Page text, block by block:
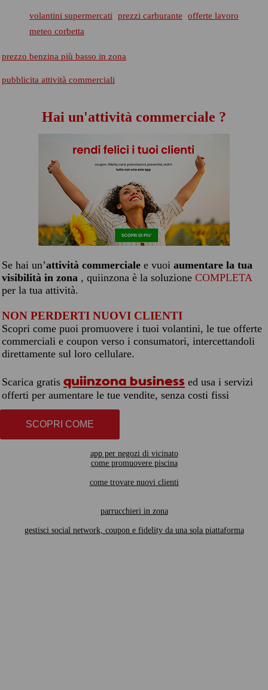
volantini supermercati prezzi carburante
offerte lavoro
meteo corbetta
prezzo benzina più basso in zona
pubblicita attività commerciali
Hai un'attività commerciale ?
Se hai un’attività commerciale e vuoi aumentare la tua
visibilità in zona , quiinzona è la soluzione COMPLETA
per la tua attività.
NON PERDERTI NUOVI CLIENTI
Scopri come puoi promuovere i tuoi volantini, le tue offerte
commerciali e coupon verso i consumatori, intercettandoli
direttamente sul loro cellulare.
Scarica gratis quiinzona business ed usa i servizi
offerti per aumentare le tue vendite, senza costi fissi
SCOPRI COME
app per negozi di vicinato
come promuovere piscina
come trovare nuovi clienti
parrucchieri in zona
gestisci social network, coupon e fidelity da una sola piattaforma